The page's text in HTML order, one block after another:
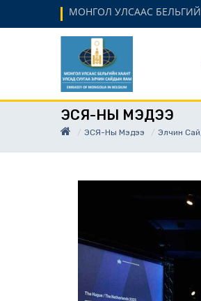
МОНГОЛ УЛСААС
ЭСЯ-НЫ МЭДЭЭ
ЭСЯ-Ны Мэдээ Элчин